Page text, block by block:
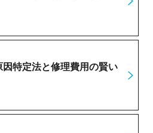
特定法と修理費用の賢い